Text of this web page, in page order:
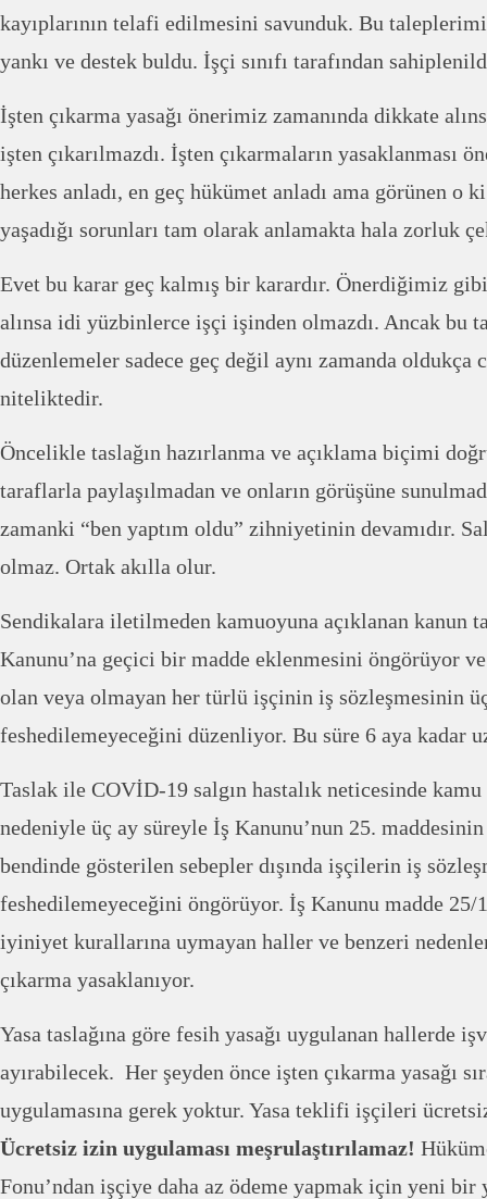
kayıplarının telafi edilmesini savunduk. Bu
yankı ve destek buldu. İşçi sınıfı tarafından
İşten çıkarma yasağı önerimiz zamanında dikkate
işten çıkarılmazdı. İşten çıkarmaların yasaklanması
herkes anladı, en geç hükümet anladı ama görünen o
yaşadığı sorunları tam olarak anlamakta hala zorluk
Evet bu karar geç kalmış bir karardır. Önerdiğimiz gibi
alınsa idi yüzbinlerce işçi işinden olmazdı. Ancak bu
düzenlemeler sadece geç değil aynı zamanda oldukça
niteliktedir.
Öncelikle taslağın hazırlanma ve açıklama biçimi
taraflarla paylaşılmadan ve onların görüşüne
zamanki “ben yaptım oldu” zihniyetinin devamıdır.
olmaz. Ortak akılla olur.
Sendikalara iletilmeden kamuoyuna açıklanan kanun
Kanunu’na geçici bir madde eklenmesini öngörüyor
olan veya olmayan her türlü işçinin iş sözleşmesinin
feshedilemeyeceğini düzenliyor. Bu süre 6 aya kadar
Taslak ile COVİD-19 salgın hastalık neticesinde
nedeniyle üç ay süreyle İş Kanunu’nun 25.
bendinde gösterilen sebepler dışında işçilerin iş
feshedilemeyeceğini öngörüyor. İş Kanunu madde 25/
iyiniyet kurallarına uymayan haller ve benzeri
çıkarma yasaklanıyor.
Yasa taslağına göre fesih yasağı uygulanan hallerde
ayırabilecek. Her şeyden önce işten çıkarma yasağı
uygulamasına gerek yoktur. Yasa teklifi işçileri
Ücretsiz izin uygulaması meşrulaştırılamaz!
Fonu’ndan işçiye daha az ödeme yapmak için yeni bir